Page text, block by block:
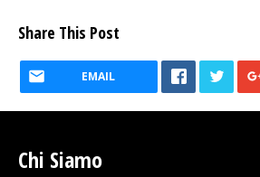
Share This Post
EMAIL
Chi Siamo